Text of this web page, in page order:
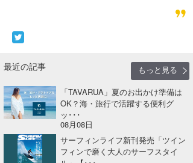
最近の記事
もっと見る
「TAVARUA」夏のお出かけ準備は
OK？海・旅行で活躍する便利グ
ッ･･･
08月08日
サーフィンライフ新刊発売「ツイン
フィンで磨く大人のサーフスタイ